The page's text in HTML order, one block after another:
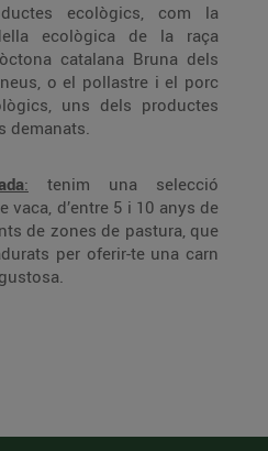
ecològics, com la
ecològica de la raça
catalana Bruna dels
o el pollastre i el porc
uns dels productes
demanats.
: tenim una selecció
vaca, d’entre 5 i 10 anys de
de zones de pastura, que
per oferir-te una carn